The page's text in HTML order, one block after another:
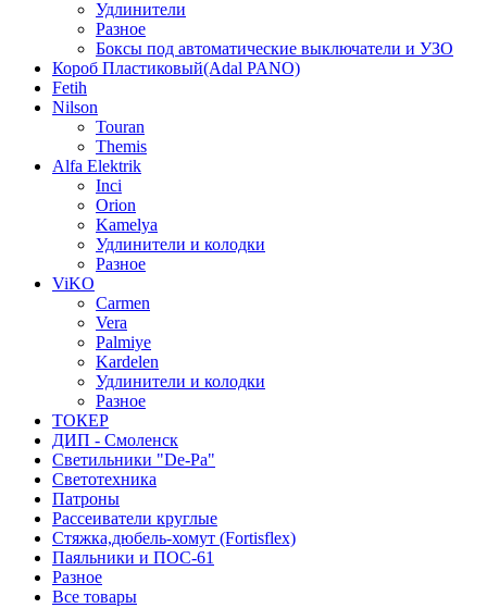
Удлинители
Разное
Боксы под автоматические выключатели и УЗО
Короб Пластиковый(Adal PANO)
Fetih
Nilson
Touran
Themis
Alfa Elektrik
Inci
Orion
Kamelya
Удлинители и колодки
Разное
ViKO
Carmen
Vera
Palmiye
Kardelen
Удлинители и колодки
Разное
ТОКЕР
ДИП - Смоленск
Светильники "De-Pa"
Светотехника
Патроны
Рассеиватели круглые
Стяжка,дюбель-хомут (Fortisflex)
Паяльники и ПОС-61
Разное
Все товары